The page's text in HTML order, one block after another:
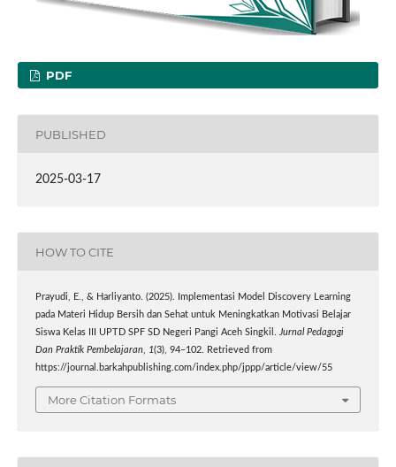
PDF
PUBLISHED
2025-03-17
HOW TO CITE
Prayudi, E., & Harliyanto. (2025). Implementasi Model Discovery Learning
pada Materi Hidup Bersih dan Sehat untuk Meningkatkan Motivasi Belajar
Siswa Kelas III UPTD SPF SD Negeri Pangi Aceh Singkil. Jurnal Pedagogi
Dan Praktik Pembelajaran, 1(3), 94–102. Retrieved from
https://journal.barkahpublishing.com/index.php/jppp/article/view/55
More Citation Formats